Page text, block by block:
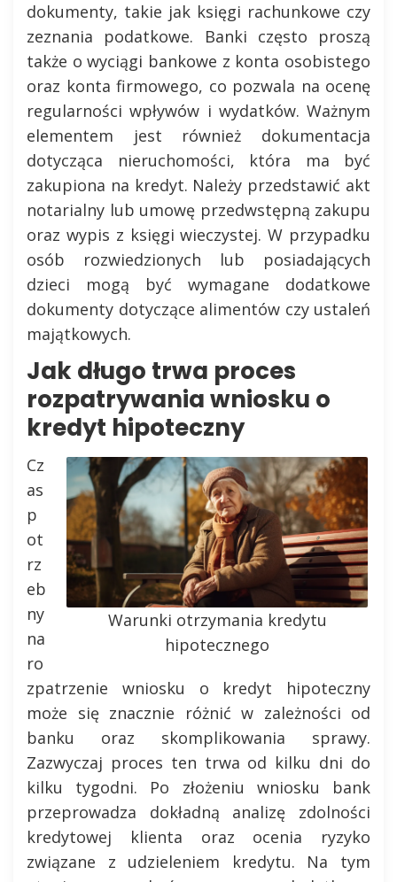
dokumenty, takie jak księgi rachunkowe czy
zeznania podatkowe. Banki często proszą
także o wyciągi bankowe z konta osobistego
oraz konta firmowego, co pozwala na ocenę
regularności wpływów i wydatków. Ważnym
elementem jest również dokumentacja
dotycząca nieruchomości, która ma być
zakupiona na kredyt. Należy przedstawić akt
notarialny lub umowę przedwstępną zakupu
oraz wypis z księgi wieczystej. W przypadku
osób rozwiedzionych lub posiadających
dzieci mogą być wymagane dodatkowe
dokumenty dotyczące alimentów czy ustaleń
majątkowych.
Jak długo trwa proces
rozpatrywania wniosku o
kredyt hipoteczny
Warunki otrzymania kredytu
hipotecznego
Cz
as
p
ot
rz
eb
ny
na
ro
zpatrzenie wniosku o kredyt hipoteczny
może się znacznie różnić w zależności od
banku oraz skomplikowania sprawy.
Zazwyczaj proces ten trwa od kilku dni do
kilku tygodni. Po złożeniu wniosku bank
przeprowadza dokładną analizę zdolności
kredytowej klienta oraz ocenia ryzyko
związane z udzieleniem kredytu. Na tym